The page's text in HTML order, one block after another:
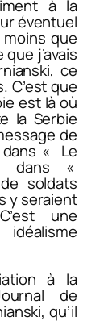
à la
éventuel
que
j’avais
ce
C’est que
est là où
la Serbie
de
dans « Le
dans «
soldats
y seraient
une
à la
de
qu’il